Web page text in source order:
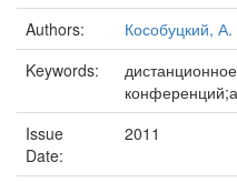
Authors:
Кособуцкий, А.
Keywords:
Issue
Date:
2011